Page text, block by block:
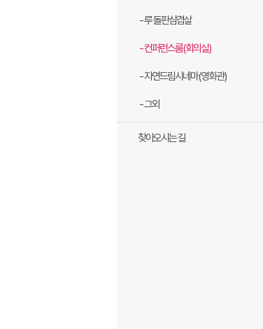
- 루 돌판삼겹살
- 컨퍼런스룸(회의실)
- 자연드림시네마(영화관)
- 그외
찾아오시는 길